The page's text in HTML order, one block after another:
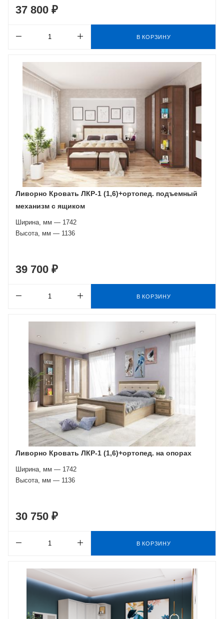
37 800 ₽
В КОРЗИНУ
Ливорно Кровать ЛКР-1 (1,6)+ортопед. подъемный
механизм с ящиком
Ширина, мм — 1742
Высота, мм — 1136
39 700 ₽
В КОРЗИНУ
Ливорно Кровать ЛКР-1 (1,6)+ортопед. на опорах
Ширина, мм — 1742
Высота, мм — 1136
30 750 ₽
В КОРЗИНУ